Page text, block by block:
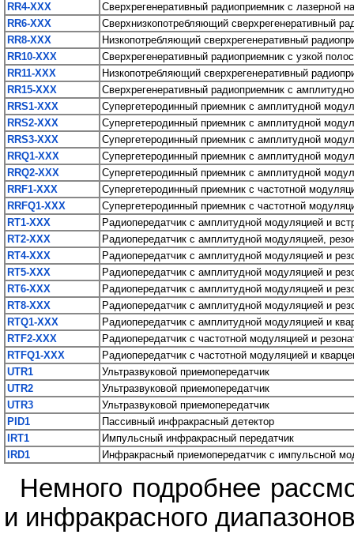
RR4-XXX
Cверхрегенеративный радиоприемник с лазерной
RR6-XXX
Сверхнизкопотребляющий сверхрегенеративный
RR8-XXX
Низкопотребляющий сверхрегенеративный
RR10-XXX
Cверхрегенеративный радиоприемник с узкой
RR11-XXX
Низкопотребляющий сверхрегенеративный
RR15-XXX
Cверхрегенеративный радиоприемник с
RRS1-XXX
Супергетеродинный приемник с амплитудной
RRS2-XXX
Супергетеродинный приемник с амплитудной
RRS3-XXX
Супергетеродинный приемник c амплитудной
RRQ1-XXX
Супергетеродинный приемник с амплитудной
RRQ2-XXX
Супергетеродинный приемник с амплитудной
RRF1-XXX
Cупергетеродинный приемник с частотной
RRFQ1-XXX
Cупергетеродинный приемник с частотной
RT1-XXX
Радиопередатчик с амплитудной модуляцией и
RT2-XXX
Радиопередатчик с амплитудной модуляцией,
RT4-XXX
Радиопередатчик с амплитудной модуляцией и
RT5-XXX
Радиопередатчик с амплитудной модуляцией и
RT6-XXX
Радиопередатчик с амплитудной модуляцией и
RT8-XXX
Радиопередатчик с амплитудной модуляцией и
RTQ1-XXX
Радиопередатчик с амплитудной модуляцией и
RTF2-XXX
Радиопередатчик с частотной модуляцией и
RTFQ1-XXX
Радиопередатчик с частотной модуляцией и
UTR1
Ультразвуковой приемопередатчик
UTR2
Ультразвуковой приемопередатчик
UTR3
Ультразвуковой приемопередатчик
PID1
Пассивный инфракрасный детектор
IRT1
Импульсный инфракрасный передатчик
IRD1
Инфракрасный приемопередатчик с импульсной
Немного подробнее
и инфракрасного